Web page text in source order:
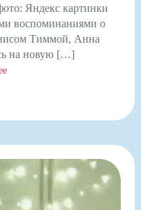
Яндекс картинки
воспоминаниями о
Тиммой, Анна
на новую […]